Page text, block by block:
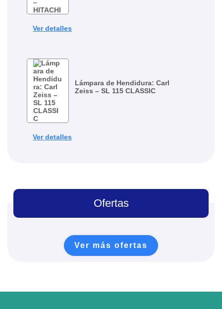
Ver detalles
Lámpara de Hendidura: Carl
Zeiss – SL 115 CLASSIC
Ver detalles
Ofertas
Ver más ofertas